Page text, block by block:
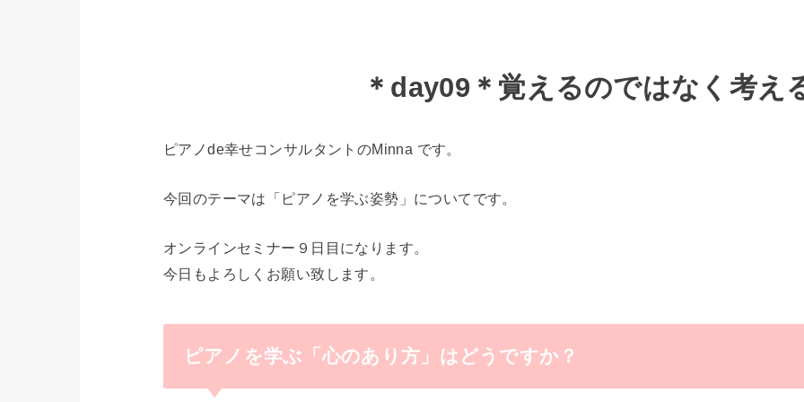
＊day09＊覚えるのではなく考え
ピアノde幸せコンサルタントのMinna です。
今回のテーマは「ピアノを学ぶ姿勢」についてです。
オンラインセミナー９日目になります。
今日もよろしくお願い致します。
ピアノを学ぶ「心のあり方」はどうですか？